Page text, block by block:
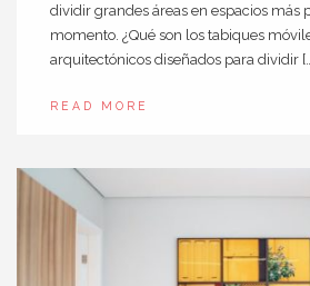
dividir grandes áreas en espacios más
momento. ¿Qué son los tabiques
arquitectónicos diseñados para dividir
READ MORE